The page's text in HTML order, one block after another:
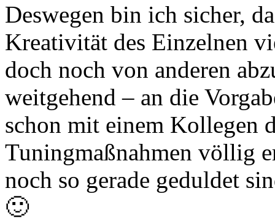
Deswegen bin ich sicher,
Kreativität des Einzelnen
doch noch von anderen
weitgehend – an die
schon mit einem Kollegen
Tuningmaßnahmen völlig
noch so gerade geduldet
🙂